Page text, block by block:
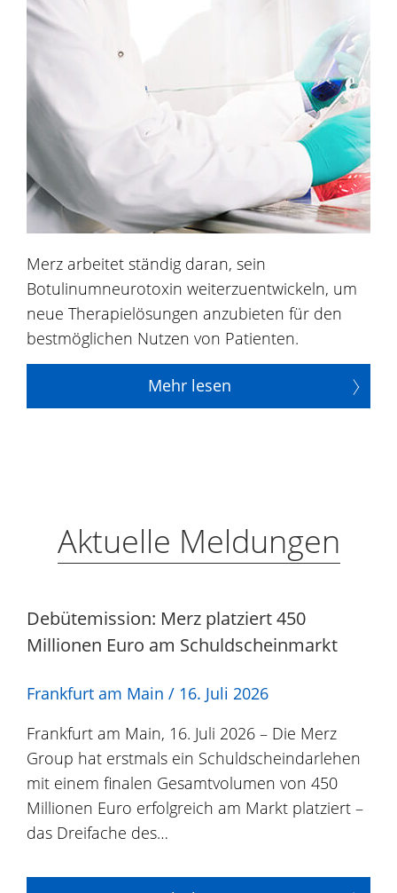
Merz arbeitet ständig daran, sein
Botulinumneurotoxin weiterzuentwickeln, um
neue Therapielösungen anzubieten für den
bestmöglichen Nutzen von Patienten.
Mehr lesen
Aktuelle Meldungen
Debütemission: Merz platziert 450
Millionen Euro am Schuldscheinmarkt
Frankfurt am Main / 16. Juli 2026
Frankfurt am Main, 16. Juli 2026 – Die Merz
Group hat erstmals ein Schuldscheindarlehen
mit einem finalen Gesamtvolumen von 450
Millionen Euro erfolgreich am Markt platziert –
das Dreifache des…